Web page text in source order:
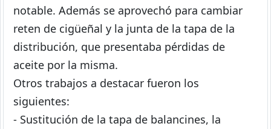
notable. Además se aprovechó para cambiar
reten de cigüeñal y la junta de la tapa de la
distribución, que presentaba pérdidas de
aceite por la misma.
Otros trabajos a destacar fueron los
siguientes:
- Sustitución de la tapa de balancines, la